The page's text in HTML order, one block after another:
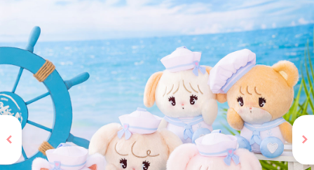
PRIZE 公式 X
PRIZE 公式 Instagram
CAPSULE TOY 公式 X